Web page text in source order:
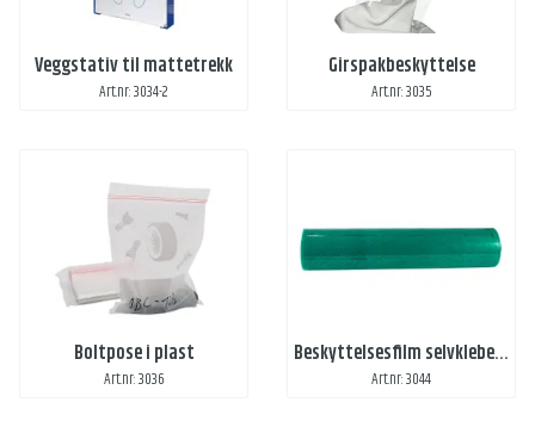
Veggstativ til mattetrekk
Art.nr: 3034-2
Girspakbeskyttelse
Art.nr: 3035
Boltpose i plast
Art.nr: 3036
Beskyttelsesfilm selvklebende
Art.nr: 3044